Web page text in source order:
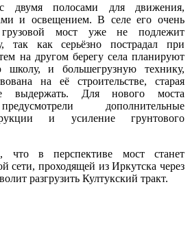
двумя полосами для движения,
и освещением. В селе его очень
мост уже не подлежит
так как серьёзно пострадал при
на другом берегу села планируют
школу, и большегрузную технику,
на её строительстве, старая
выдержать. Для нового моста
дополнительные
и усиление грунтового
что в перспективе мост станет
сети, проходящей из Иркутска через
разгрузить Култукский тракт.